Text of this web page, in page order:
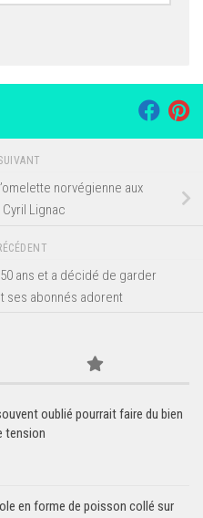
norvégienne aux
Lignac
ans et a décidé de garder
ses abonnés adorent
oublié pourrait faire du bien
tension
en forme de poisson collé sur